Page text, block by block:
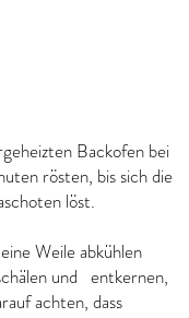
Backofen bei
rösten, bis sich die
löst.
Weile abkühlen
und entkernen,
achten, dass